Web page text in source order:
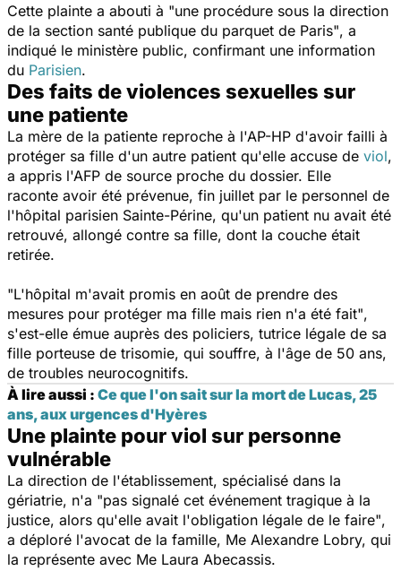
Cette plainte a abouti à "une procédure sous la direction
de la section santé publique du parquet de Paris", a
indiqué le ministère public, confirmant une information
du Parisien.
Des faits de violences sexuelles sur
une patiente
La mère de la patiente reproche à l'AP-HP d'avoir failli à
protéger sa fille d'un autre patient qu'elle accuse de viol,
a appris l'AFP de source proche du dossier. Elle
raconte avoir été prévenue, fin juillet par le personnel de
l'hôpital parisien Sainte-Périne, qu'un patient nu avait été
retrouvé, allongé contre sa fille, dont la couche était
retirée.
"L'hôpital m'avait promis en août de prendre des
mesures pour protéger ma fille mais rien n'a été fait",
s'est-elle émue auprès des policiers, tutrice légale de sa
fille porteuse de trisomie, qui souffre, à l'âge de 50 ans,
de troubles neurocognitifs.
À lire aussi : Ce que l'on sait sur la mort de Lucas, 25
ans, aux urgences d'Hyères
Une plainte pour viol sur personne
vulnérable
La direction de l'établissement, spécialisé dans la
gériatrie, n'a "pas signalé cet événement tragique à la
justice, alors qu'elle avait l'obligation légale de le faire",
a déploré l'avocat de la famille, Me Alexandre Lobry, qui
la représente avec Me Laura Abecassis.